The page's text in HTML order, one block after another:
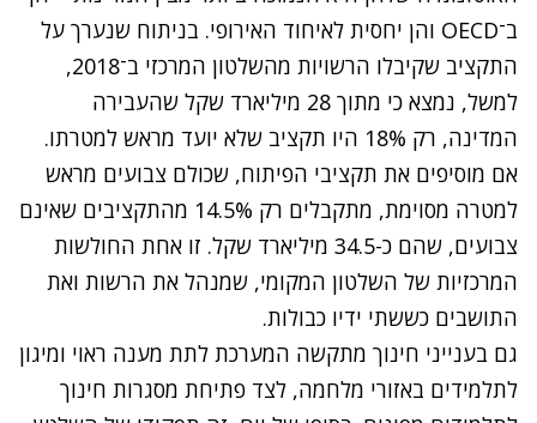
ב־OECD והן יחסית לאיחוד האירופי. בניתוח שנערך על
התקציב שקיבלו הרשויות מהשלטון המרכזי ב־2018,
למשל, נמצא כי מתוך 28 מיליארד שקל שהעבירה
המדינה, רק 18% היו תקציב שלא יועד מראש למטרתו.
אם מוסיפים את תקציבי הפיתוח, שכולם צבועים מראש
למטרה מסוימת, מתקבלים רק 14.5% מהתקציבים שאינם
צבועים, שהם כ-34.5 מיליארד שקל. זו אחת החולשות
המרכזיות של השלטון המקומי, שמנהל את הרשות ואת
התושבים כששתי ידיו כבולות.
גם בענייני חינוך מתקשה המערכת לתת מענה ראוי ומיגון
לתלמידים באזורי מלחמה, לצד פתיחת מסגרות חינוך